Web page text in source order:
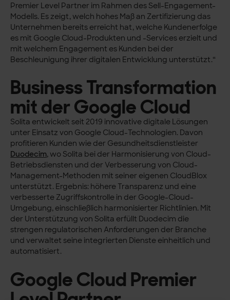
Premier Level Partner im Rahmen des Sell-Engagement-
Modells. Es zeigt, welch hohes Maß an Zertifizierung das
Unternehmen bereits erreicht hat, welche Kundenerfolge
es mit Google Cloud-Produkten und -Services erzielt und
mit welchem Engagement es Kunden bei der
Beschleunigung ihrer digitalen Entwicklung unterstützt.“
Business Transformation
mit der Google Cloud
Solita entwickelt seit 2019 innovative digitale Lösungen
unter Einsatz von Google Cloud-Technologien. Davon
profitieren Kunden wie der Gesundheitsdienstleister
Duodecim, wo Solita bei der Harmonisierung von Cloud-
Betriebsdiensten und der Verbesserung von Cloud-
Management-Methoden mit seiner eigenen CloudBlox
unterstützt. Ergebnis: höhere Transparenz und eine
verbesserte Zugriffskontrolle in der Google-Cloud-
Umgebung, einschließlich harmonisierter Richtlinien. Mit
der Unterstützung von Solita erfüllt Duodecim die
strengen regulatorischen Anforderungen der Branche
und verwaltet seine integrierten Dienste einheitlich und
automatisiert.
Google Cloud Premier